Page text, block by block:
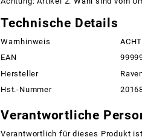
Technische Details
Warnhinweis
EAN
Hersteller
Hst.-Nummer
Verantwortliche
Verantwortlich für dieses Produkt